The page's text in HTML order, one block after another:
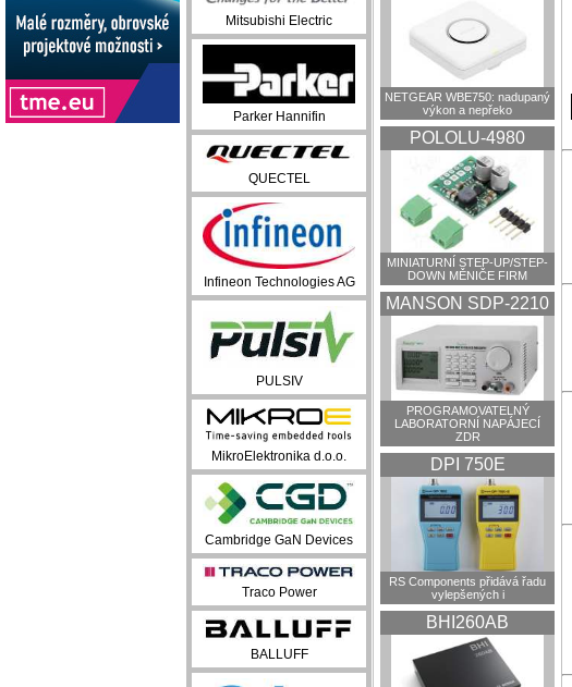
Mitsubishi Electric
Parker Hannifin
QUECTEL
Infineon Technologies AG
PULSIV
MikroElektronika d.o.o.
Cambridge GaN Devices
Traco Power
BALLUFF
NETGEAR WBE750: nadupaný
výkon a nepřeko
POLOLU-4980
MINIATURNÍ STEP-UP/STEP-
DOWN MĚNIČE FIRM
MANSON SDP-2210
PROGRAMOVATELNÝ
LABORATORNÍ NAPÁJECÍ
ZDR
DPI 750E
RS Components přidává řadu
vylepšených i
BHI260AB